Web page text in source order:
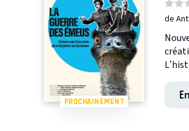
PROCHAINEMENT
de